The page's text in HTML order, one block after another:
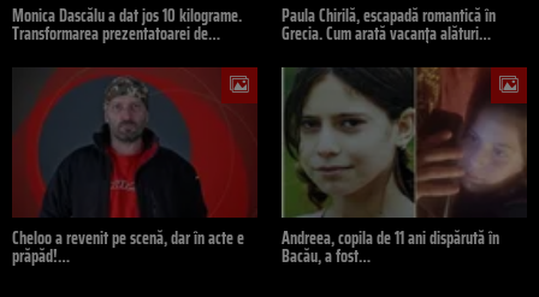
Monica Dascălu a dat jos 10 kilograme.
Transformarea prezentatoarei de…
Paula Chirilă, escapadă romantică în
Grecia. Cum arată vacanța alături…
Cheloo a revenit pe scenă, dar în acte e
prăpăd!…
Andreea, copila de 11 ani dispărută în
Bacău, a fost…